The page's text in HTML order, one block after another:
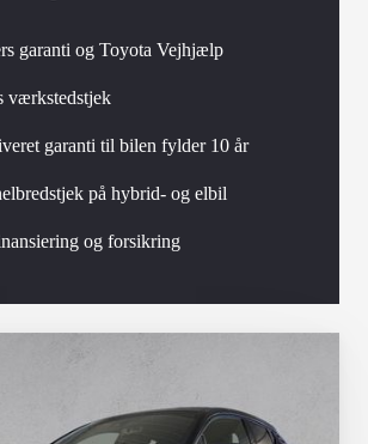
garanti og Toyota Vejhjælp
værkstedstjek
garanti til bilen fylder 10 år
på hybrid- og elbil
og forsikring